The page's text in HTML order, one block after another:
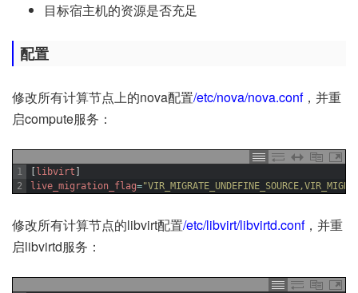
目标宿主机的资源是否充足
配置
修改所有计算节点上的nova配置/etc/nova/nova.conf，并重
启compute服务：
1
2
libvirt
live_migration_flag=
修改所有计算节点的libvirt配置/etc/libvirt/libvirtd.conf，并重
启libvirtd服务：